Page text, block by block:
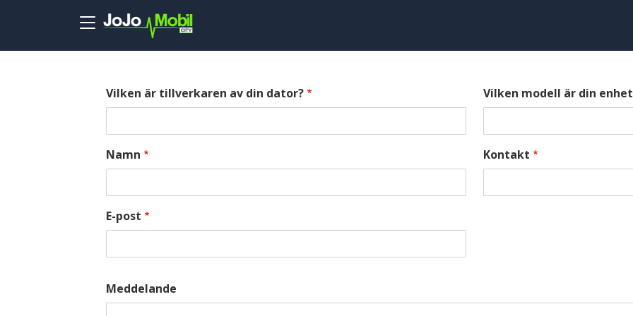
Vilken är tillverkaren av din dator?
Namn
E-post
Vilken modell är din
Kontakt
Meddelande